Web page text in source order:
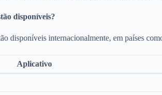
disponíveis?
disponíveis internacionalmente, em países
Aplicativo